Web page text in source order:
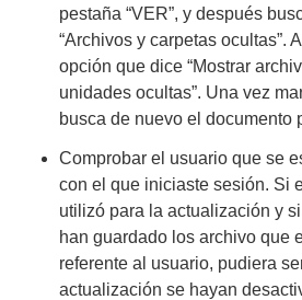
pestaña “VER”, y después
“Archivos y carpetas ocultas”.
opción que dice “Mostrar
unidades ocultas”. Una vez
busca de nuevo el documento
Comprobar el usuario que se
con el que iniciaste sesión. Si
utilizó para la actualización y
han guardado los archivo que
referente al usuario, pudiera
actualización se hayan